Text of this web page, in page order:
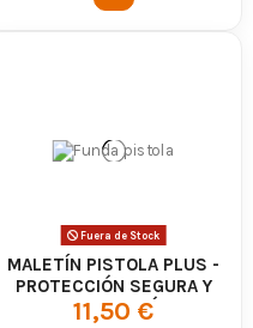
Fuera de Stock
MALETÍN PISTOLA PLUS -
PROTECCIÓN SEGURA Y
TRANSPORTE CÓMODO
11,50 €